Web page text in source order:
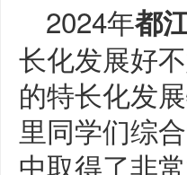
2024年都
长化发展好
的特长化发
里同学们综
中取得了非